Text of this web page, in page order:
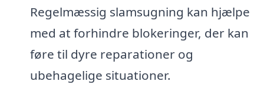
Regelmæssig slamsugning kan hjælpe
med at forhindre blokeringer, der kan
føre til dyre reparationer og
ubehagelige situationer.